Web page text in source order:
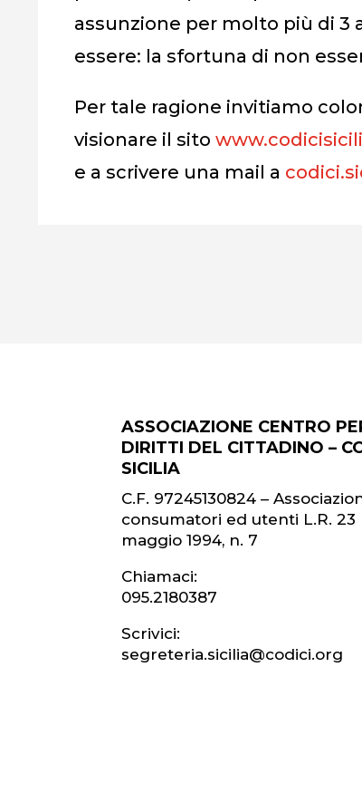
assunzione per molto più di 3
essere: la sfortuna di non
Per tale ragione invitiamo
visionare il sito
e a scrivere una mail a
ASSOCIAZIONE CENTRO
DIRITTI DEL CITTADINO –
SICILIA
C.F. 97245130824 –
consumatori ed utenti L.R. 23
maggio 1994, n. 7
Chiamaci:
095.2180387
Scrivici:
segreteria.sicilia@codici.org